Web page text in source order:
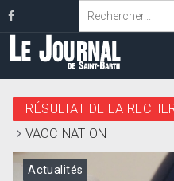
RÉSULTAT DE LA
VACCINATION
Actualités